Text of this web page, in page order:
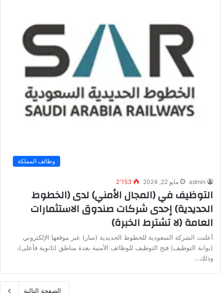
وظائف المملكة
admin مايو 22, 2024 2٬153
التوظيف في (المجال الأمني) لدى (الخطوط
الحديدية) إحدى شركات صندوق الاستثمارات
العامة (لا تشترط الخبرة)
أعلنت الشركة السعودية للخطوط الحديدية (سار) عبر موقعها الإلكتروني
(بوابة التوظيف) فتح التوظيف للوظائف الأمنية بعدة مناطق (ثانوية فأعلى)،
وذلك…
الصفحة التالية